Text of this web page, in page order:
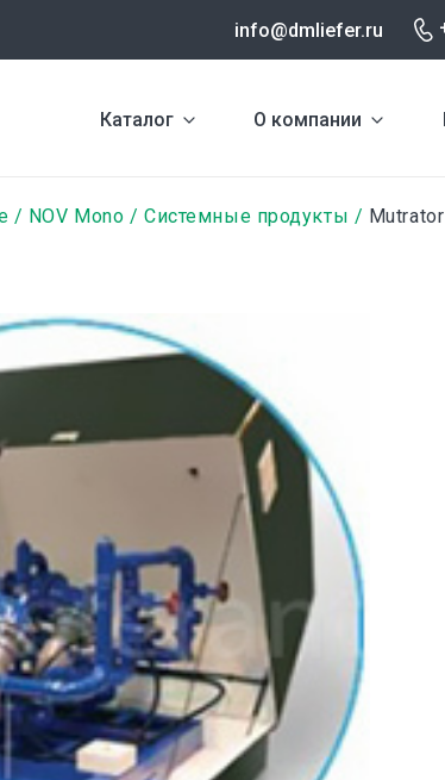
info@dmliefer.ru
Каталог О компании
NOV Mono Системные продукты Mutrator